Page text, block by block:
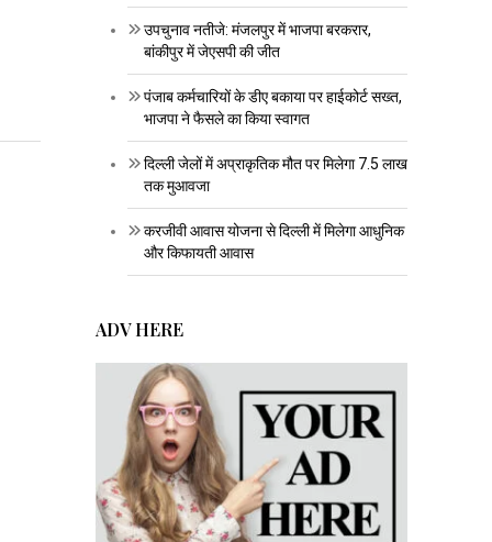
उपचुनाव नतीजे: मंजलपुर में भाजपा बरकरार,
बांकीपुर में जेएसपी की जीत
पंजाब कर्मचारियों के डीए बकाया पर हाईकोर्ट सख्त,
भाजपा ने फैसले का किया स्वागत
दिल्ली जेलों में अप्राकृतिक मौत पर मिलेगा 7.5 लाख
तक मुआवजा
करजीवी आवास योजना से दिल्ली में मिलेगा आधुनिक
और किफायती आवास
ADV HERE